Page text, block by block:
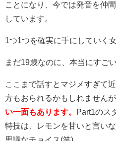
ことになり、今では発音を仲
しています。
1つ1つを確実に手にしていく
まだ19歳なのに、本当にすご
ここまで話すとマジメすぎて
方もおられるかもしれませんが
い一面もあります。
Part1のス
特技は、レモンを甘いと言い